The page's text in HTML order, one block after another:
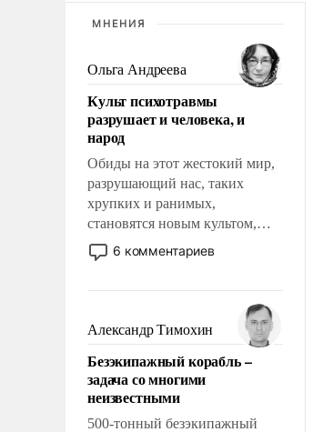
МНЕНИЯ
Ольга Андреева
Культ психотравмы
разрушает и человека, и
народ
Обиды на этот жестокий мир,
разрушающий нас, таких
хрупких и ранимых,
становятся новым культом,
постепенно вытесняя и
отменяя традиционное
мужественным и твердым под
ударами судьбы, брать на себя
ответственность, помогать
слабым, идти вперед и
адаптироваться.
6 комментариев
Александр Тимохин
Безэкипажный корабль –
задача со многими
неизвестными
500-тонный безэкипажный